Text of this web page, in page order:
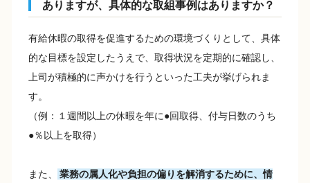
ありますが、具体的な取組事例はありますか？
有給休暇の取得を促進するための環境づくりとして、具体
的な目標を設定したうえで、取得状況を定期的に確認し、
上司が積極的に声かけを行うといった工夫が挙げられま
す。
（例：１週間以上の休暇を年に●回取得、付与日数のうち
●％以上を取得）
また、
業務の属人化や負担の偏りを解消するために、情